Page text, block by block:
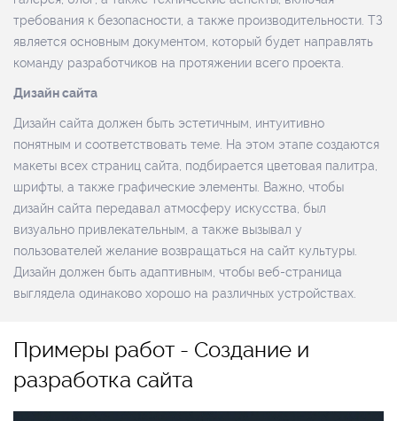
требования к безопасности, а также производительности. ТЗ
является основным документом, который будет направлять
команду разработчиков на протяжении всего проекта.
Дизайн сайта
Дизайн сайта должен быть эстетичным, интуитивно
понятным и соответствовать теме. На этом этапе создаются
макеты всех страниц сайта, подбирается цветовая палитра,
шрифты, а также графические элементы. Важно, чтобы
дизайн сайта передавал атмосферу искусства, был
визуально привлекательным, а также вызывал у
пользователей желание возвращаться на сайт культуры.
Дизайн должен быть адаптивным, чтобы веб-страница
выглядела одинаково хорошо на различных устройствах.
Примеры работ - Создание и
разработка сайта